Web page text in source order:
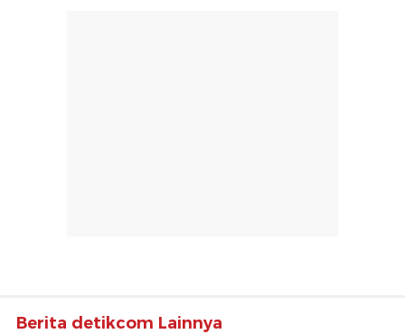
Berita detikcom Lainnya